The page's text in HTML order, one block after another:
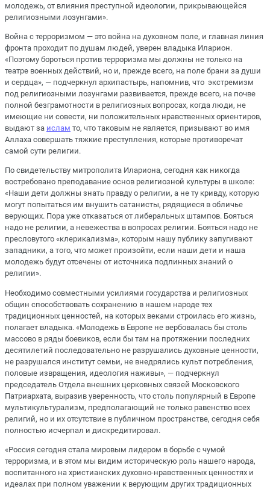
молодежь, от влияния преступной идеологии, прикрывающейся
религиозными лозунгами».
Война с терроризмом — это война на духовном поле, и главная линия
фронта проходит по душам людей, уверен владыка Иларион.
«Поэтому бороться против терроризма мы должны не только на
театре военных действий, но и, прежде всего, на поле брани за души
и сердца», — подчеркнул архипастырь, напомнив, что экстремизм
под религиозными лозунгами развивается, прежде всего, на почве
полной безграмотности в религиозных вопросах, когда люди, не
имеющие ни совести, ни положительных нравственных ориентиров,
выдают за ислам то, что таковым не является, призывают во имя
Аллаха совершать тяжкие преступления, которые противоречат
самой сути религии.
По свидетельству митрополита Илариона, сегодня как никогда
востребовано преподавание основ религиозной культуры в школе:
«Наши дети должны знать правду о религии, а не ту кривду, которую
могут попытаться им внушить сатанисты, рядящиеся в обличье
верующих. Пора уже отказаться от либеральных штампов. Бояться
надо не религии, а невежества в вопросах религии. Бояться надо не
пресловутого «клерикализма», которым нашу публику запугивают
западники, а того, что может произойти, если наши дети и наша
молодежь будут отсечены от источника подлинных знаний о
религии».
Необходимо совместными усилиями государства и религиозных
общин способствовать сохранению в нашем народе тех
традиционных ценностей, на которых веками строилась его жизнь,
полагает владыка. «Молодежь в Европе не вербовалась бы столь
массово в ряды боевиков, если бы там на протяжении последних
десятилетий последовательно не разрушались духовные ценности,
не разрушался институт семьи, не внедрялись культ потребления,
половые извращения, идеология наживы», — подчеркнул
председатель Отдела внешних церковных связей Московского
Патриархата, выразив уверенность, что столь популярный в Европе
мультикультурализм, предполагающий не только равенство всех
религий, но и их отсутствие в публичном пространстве, сегодня себя
полностью исчерпал и дискредитировал.
«Россия сегодня стала мировым лидером в борьбе с чумой
терроризма, и в этом мы видим историческую роль нашего народа,
воспитанного на христианских духовно-нравственных ценностях и
идеалах при полном уважении к верующим других традиционных